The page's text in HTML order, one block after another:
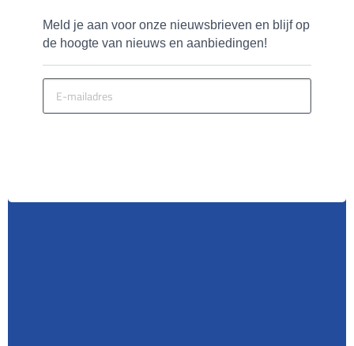
Meld je aan voor onze nieuwsbrieven en blijf op
de hoogte van nieuws en aanbiedingen!